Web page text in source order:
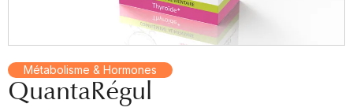
Métabolisme & Hormones
QuantaRégul